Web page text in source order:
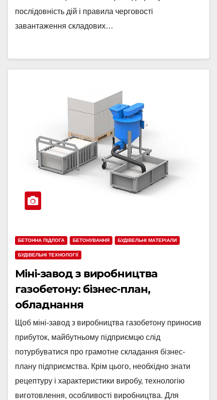
послідовність дій і правила черговості
завантаження складових…
БЕТОННА ПІДЛОГА БЕТОНУВАННЯ БУДІВЕЛЬНІ МАТЕРІАЛИ
БУДІВЕЛЬНІ ТЕХНОЛОГІЇ
Міні-завод з виробництва
газобетону: бізнес-план,
обладнання
Щоб міні-завод з виробництва газобетону приносив
прибуток, майбутньому підприємцю слід
потурбуватися про грамотне складання бізнес-
плану підприємства. Крім цього, необхідно знати
рецептуру і характеристики виробу, технологію
виготовлення, особливості виробництва. Для